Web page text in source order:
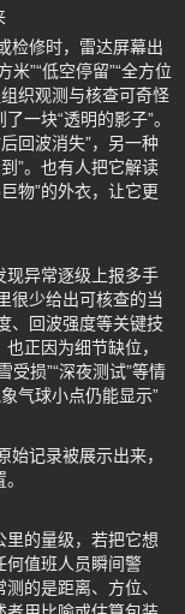
检修时，雷达屏幕出
”“低空停留”“全方位
织观测与核查可奇怪
一块“透明的影子”。
回波消失”，另一种
”。也有人把它解读
物”的外衣，让它更
现异常逐级上报多手
很少给出可核查的当
、回波强度等关键技
正因为细节缺位，
受损”“深夜测试”等情
气球小点仍能显示”
记录被展示出来，
里的量级，若把它想
何值班人员瞬间警
的是距离、方位、